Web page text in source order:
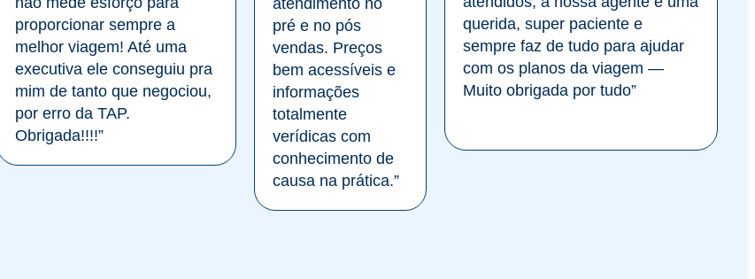
proporcionar sempre a
melhor viagem! Até uma
executiva ele conseguiu pra
mim de tanto que negociou,
por erro da TAP.
Obrigada!!!!”
atendimento no
pré e no pós
vendas. Preços
bem acessíveis e
informações
totalmente
verídicas com
conhecimento de
causa na prática.”
querida, super paciente e
sempre faz de tudo para ajudar
com os planos da viagem —
Muito obrigada por tudo”